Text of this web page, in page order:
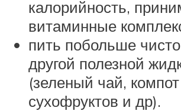
калорийность,
витаминные
пить побольше
другой полезной
(зеленый чай,
сухофруктов и др).